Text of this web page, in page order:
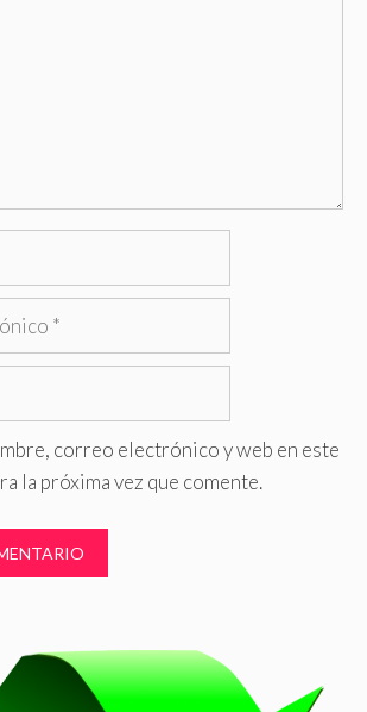
correo electrónico y web en este
la próxima vez que comente.